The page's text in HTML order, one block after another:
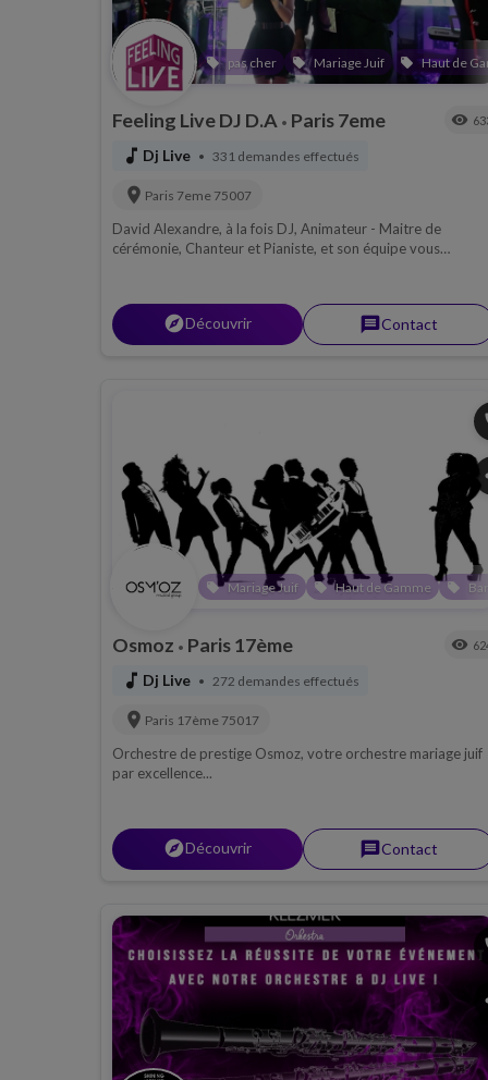
local_offer pas cher local_offer Mariage Juif local_offer Haut de
Feeling Live DJ D.A • Paris 7eme visibility
music_note Dj Live • 331 demandes effectués
location_on Paris 7eme 75007
David Alexandre, à la fois DJ, Animateur - Maitre de
cérémonie, Chanteur et Pianiste, et son équipe vous
explorerDécouvrir messageContact
local_offer Mariage Juif local_offer Haut de Gamme local_offer
Osmoz • Paris 17ème visibility
music_note Dj Live • 272 demandes effectués
location_on Paris 17ème 75017
Orchestre de prestige Osmoz, votre orchestre mariage juif
par excellence...
explorerDécouvrir messageContact